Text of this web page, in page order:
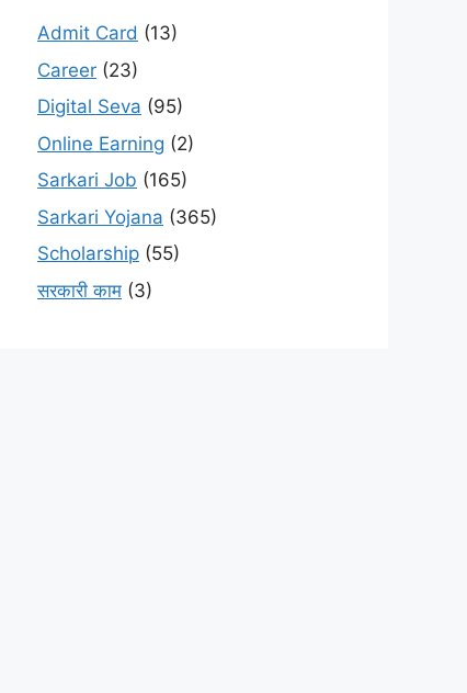
Admit Card (13)
Career (23)
Digital Seva (95)
Online Earning (2)
Sarkari Job (165)
Sarkari Yojana (365)
Scholarship (55)
सरकारी काम (3)